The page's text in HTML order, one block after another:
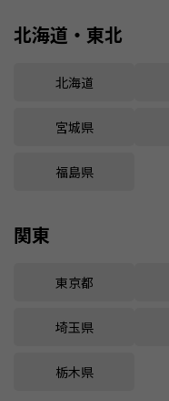
北海道・東北
北海道
宮城県
福島県
関東
東京都
埼玉県
栃木県